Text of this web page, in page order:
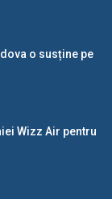
o susține pe
Wizz Air pentru